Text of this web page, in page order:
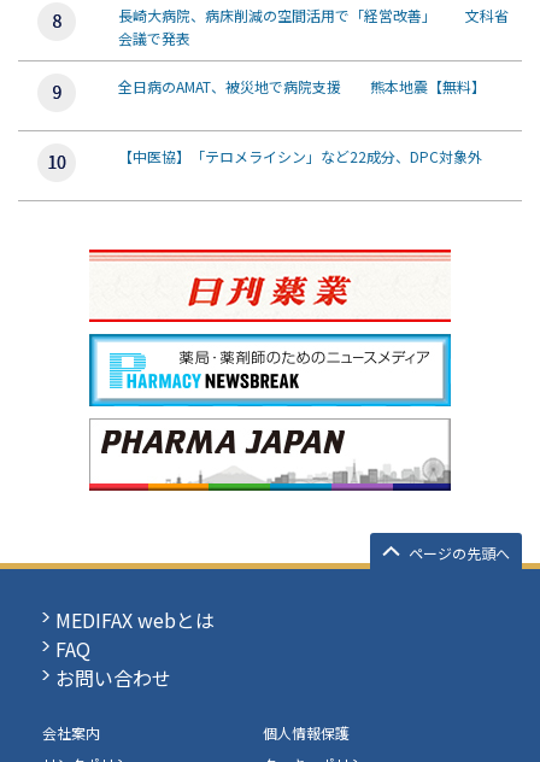
長崎大病院、病床削減の空間活用で「経営改善」 文科省
会議で発表
全日病のAMAT、被災地で病院支援 熊本地震【無料】
【中医協】「テロメライシン」など22成分、DPC対象外
ページの先頭へ
MEDIFAX webとは
FAQ
お問い合わせ
会社案内
個人情報保護